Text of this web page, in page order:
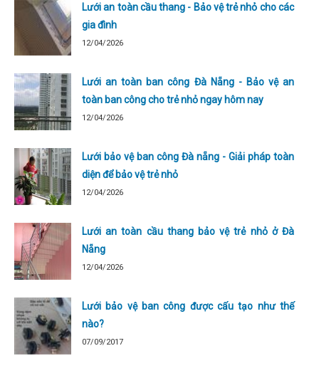
Lưới an toàn cầu thang - Bảo vệ trẻ nhỏ cho các
gia đình
12/04/2026
Lưới an toàn ban công Đà Nẵng - Bảo vệ an
toàn ban công cho trẻ nhỏ ngay hôm nay
12/04/2026
Lưới bảo vệ ban công Đà nẵng - Giải pháp toàn
diện để bảo vệ trẻ nhỏ
12/04/2026
Lưới an toàn cầu thang bảo vệ trẻ nhỏ ở Đà
Nẵng
12/04/2026
Lưới bảo vệ ban công được cấu tạo như thế
nào?
07/09/2017